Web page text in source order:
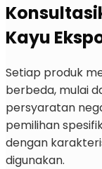
Kayu
Setiap produk
berbeda, mulai
persyaratan
pemilihan
dengan
digunakan.